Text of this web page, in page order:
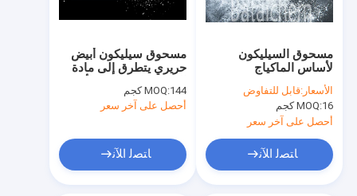
مسحوق سيليكون أبيض
حريري يتطرق إلى مادة
الشفاه السائل غير اللامع
MOQ:144 كجم
أحصل على آخر سعر
ﺎﺘﺼﻟ ﺍﻶﻧ
مسحوق السيليكون
لأساس الماكياج
الأسعار:قابل للتفاوض
MOQ:16 كجم
أحصل على آخر سعر
ﺎﺘﺼﻟ ﺍﻶﻧ